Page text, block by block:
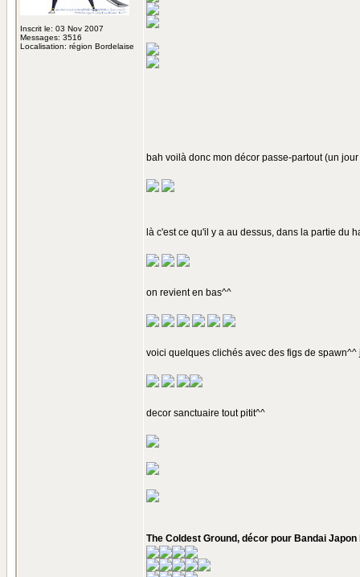
Inscrit le: 03 Nov 2007
Messages: 3516
Localisation: région Bordelaise
bah voilà donc mon décor passe-partout (un
là c'est ce qu'il y a au dessus, dans la partie du
on revient en bas^^
voici quelques clichés avec des figs de spawn^^
decor sanctuaire tout pitit^^
The Coldest Ground, décor pour Bandai